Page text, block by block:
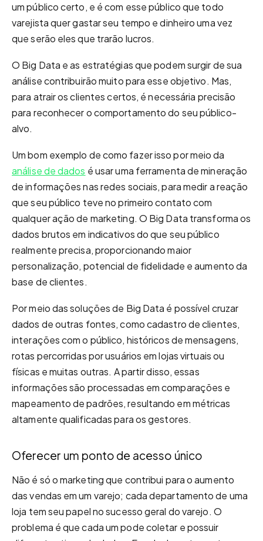
um público certo, e é com esse público que todo
varejista quer gastar seu tempo e dinheiro uma vez
que serão eles que trarão lucros.
O Big Data e as estratégias que podem surgir de sua
análise contribuirão muito para esse objetivo. Mas,
para atrair os clientes certos, é necessária precisão
para reconhecer o comportamento do seu público-
alvo.
Um bom exemplo de como fazer isso por meio da
análise de dados é usar uma ferramenta de mineração
de informações nas redes sociais, para medir a reação
que seu público teve no primeiro contato com
qualquer ação de marketing. O Big Data transforma os
dados brutos em indicativos do que seu público
realmente precisa, proporcionando maior
personalização, potencial de fidelidade e aumento da
base de clientes.
Por meio das soluções de Big Data é possível cruzar
dados de outras fontes, como cadastro de clientes,
interações com o público, históricos de mensagens,
rotas percorridas por usuários em lojas virtuais ou
físicas e muitas outras. A partir disso, essas
informações são processadas em comparações e
mapeamento de padrões, resultando em métricas
altamente qualificadas para os gestores.
Oferecer um ponto de acesso único
Não é só o marketing que contribui para o aumento
das vendas em um varejo; cada departamento de uma
loja tem seu papel no sucesso geral do varejo. O
problema é que cada um pode coletar e possuir